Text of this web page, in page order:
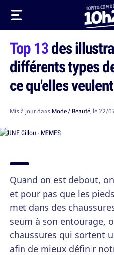
Top 13des
différents types
ce qu'elles
Mis à jour dans Mode / Beauté, le 22/
Quand on est debout,
et pour pas que les
met dans des
seum à son entourage,
chaussures qui sortent
afin de mieux définir